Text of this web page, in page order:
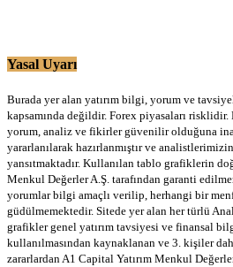
Yasal Uyarı
Burada yer alan yatırım bilgi, yorum ve
kapsamında değildir. Forex piyasaları
yorum, analiz ve fikirler güvenilir olduğuna
yararlanılarak hazırlanmıştır ve
yansıtmaktadır. Kullanılan tablo grafiklerin
Menkul Değerler A.Ş. tarafından garanti
yorumlar bilgi amaçlı verilip, herhangi bir
güdülmemektedir. Sitede yer alan her türlü
grafikler genel yatırım tavsiyesi ve finansal
kullanılmasından kaynaklanan ve 3. kişiler
zararlardan A1 Capital Yatırım Menkul